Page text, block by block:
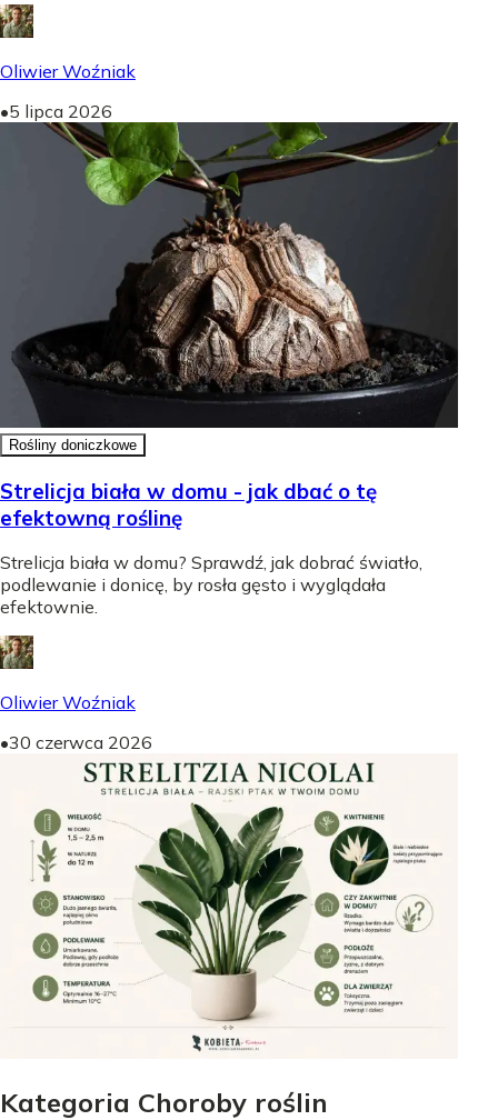
Oliwier Woźniak
•5 lipca 2026
Rośliny doniczkowe
Strelicja biała w domu - jak dbać o tę
efektowną roślinę
Strelicja biała w domu? Sprawdź, jak dobrać światło,
podlewanie i donicę, by rosła gęsto i wyglądała
efektownie.
Oliwier Woźniak
•30 czerwca 2026
Kategoria Choroby roślin